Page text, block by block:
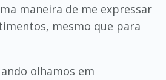
maneira de me expressar
mesmo que para
olhamos em